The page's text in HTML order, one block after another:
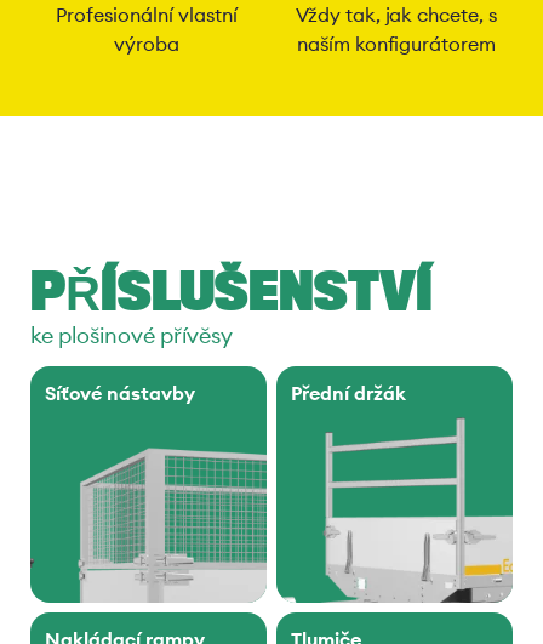
Profesionální vlastní
výroba
Vždy tak, jak chcete, s
naším konfigurátorem
PŘÍSLUŠENSTVÍ
ke plošinové přívěsy
Síťové nástavby Přední držák
Nakládací rampy Tlumiče